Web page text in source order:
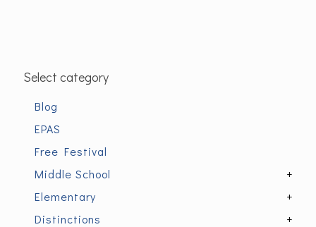
Select category
Blog
EPAS
Free Festival
+
Middle School
+
Elementary
+
Distinctions